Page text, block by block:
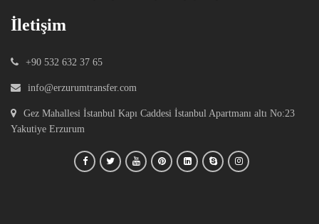
İletişim
+90 532 632 37 65
info@erzurumtransfer.com
Gez Mahallesi İstanbul Kapı Caddesi İstanbul Apartmanı altı No:23
Yakutiye Erzurum